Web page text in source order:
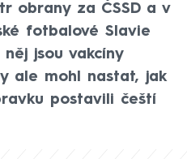
obrany za ČSSD a v
fotbalové Slavie
něj jsou vakcíny
ale mohl nastat, jak
postavili čeští